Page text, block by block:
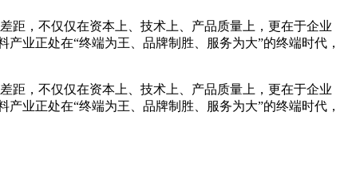
距，不仅仅在资本上、技术上、产品质量上，更在于企业
业正处在“终端为王、品牌制胜、服务为大”的终端时代，
距，不仅仅在资本上、技术上、产品质量上，更在于企业
业正处在“终端为王、品牌制胜、服务为大”的终端时代，